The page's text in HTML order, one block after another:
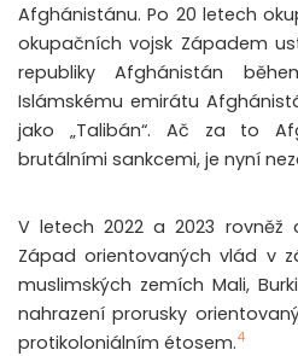
Afghánistánu. Po 20 letech
okupačních vojsk Západem
republiky Afghánistán
Islámskému emirátu
jako „Talibán“. Ač za to
brutálními sankcemi, je nyní
V letech 2022 a 2023 rovněž
Západ orientovaných vlád v
muslimských zemích Mali,
nahrazení prorusky
protikoloniálním étosem.4